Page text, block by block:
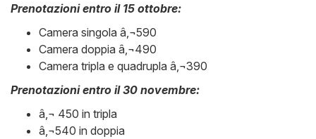
Prenotazioni entro il 15 ottobre:
Camera singola â‚¬590
Camera doppia â‚¬490
Camera tripla e quadrupla â‚¬390
Prenotazioni entro il 30 novembre:
â‚¬ 450 in tripla
â‚¬540 in doppia